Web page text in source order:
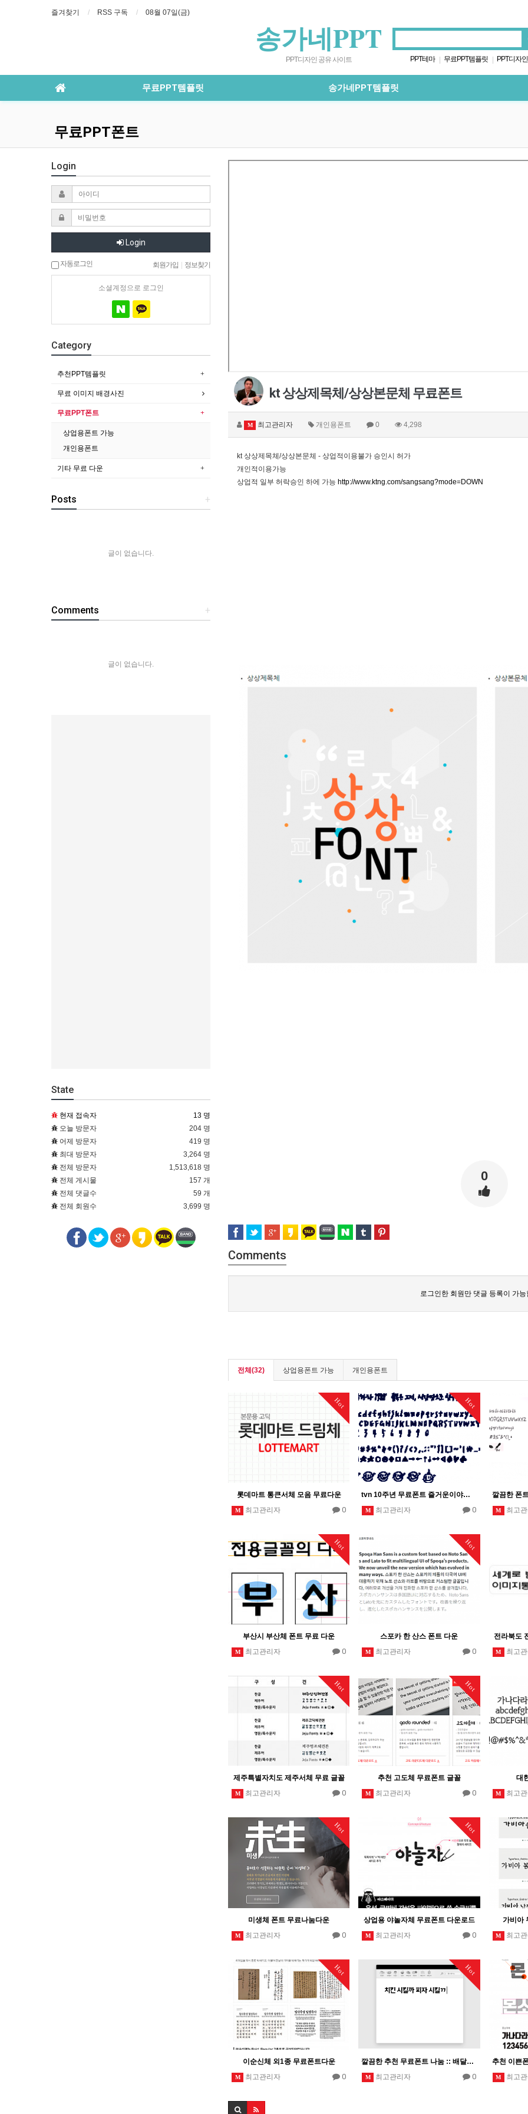
즐겨찾기 RSS 구독 08월 07일(금)
송가네PPT
PPT디자인 공유 사이트 PPT테마 | 무료PPT템플릿 | PPT디자인
무료PPT템플릿 송가네PPT템플릿
무료PPT폰트
kt 상상제목체/상상본문체 무료폰트
M 최고관리자 개인용폰트 0 4,298
kt 상상제목체/상상본문체 - 상업적이용불가 승인시 허가
개인적이용가능
상업적 일부 허락승인 하에 가능 http://www.ktng.com/sangsang?mode=DOWN
0
Comments
로그인한 회원만 댓글 등록이 가능
전체(32) 상업용폰트 가능 개인용폰트
Hot
롯데마트 통큰서체 모음 무료다운
M 최고관리자 0
Hot
tvn 10주년 무료폰트 즐거운이야기체 글꼴 다운
M 최고관리자 0 M 최고
Hot
부산시 부산체 폰트 무료 다운
M 최고관리자 0
Hot
스포카 한 산스 폰트 다운
M 최고관리자 0
전라북도
M 최고
Hot
제주특별자치도 제주서체 무료 글꼴
M 최고관리자 0
Hot
추천 고도체 무료폰트 글꼴
M 최고관리자 0
대
M 최고
Hot
미생체 폰트 무료나눔다운
M 최고관리자 0
Hot
상업용 야놀자체 무료폰트 다운로드
M 최고관리자 0
가비아
M 최고
Hot
이순신체 외1종 무료폰트다운
M 최고관리자 0
Hot
깔끔한 추천 무료폰트 나눔 :: 배달의민족 한나체외 6개글꼴 폰트모음
M 최고관리자 0 M 최고
Login
Login
자동로그인 회원가입 정보찾기
소셜계정으로 로그인
Category
추천PPT템플릿
무료 이미지 배경사진
무료PPT폰트
상업용폰트 가능
개인용폰트
기타 무료 다운
+
Posts
글이 없습니다.
+
Comments
글이 없습니다.
State
현재 접속자
13 명
오늘 방문자
204 명
어제 방문자
419 명
최대 방문자
3,264 명
전체 방문자
1,513,618 명
전체 게시물
157 개
전체 댓글수
59 개
전체 회원수
3,699 명